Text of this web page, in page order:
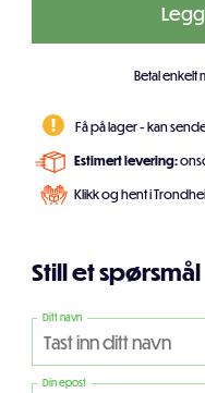
Betal enkelt
Få på lager - kan
Estimert levering:
Klikk og hent i
Still et spørsmål
Ditt navn
Din epost